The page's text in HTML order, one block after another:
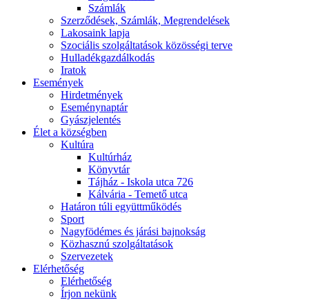
Számlák
Szerződések, Számlák, Megrendelések
Lakosaink lapja
Szociális szolgáltatások közösségi terve
Hulladékgazdálkodás
Iratok
Események
Hirdetmények
Eseménynaptár
Gyászjelentés
Élet a községben
Kultúra
Kultúrház
Könyvtár
Tájház - Iskola utca 726
Kálvária - Temető utca
Határon túli együttműködés
Sport
Nagyfödémes és járási bajnokság
Közhasznú szolgáltatások
Szervezetek
Elérhetőség
Elérhetőség
Írjon nekünk